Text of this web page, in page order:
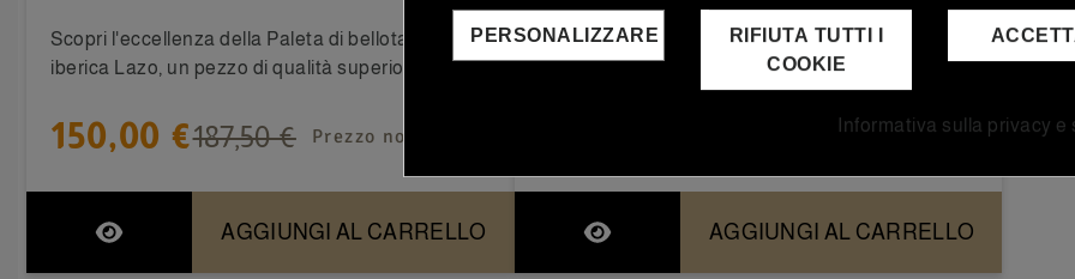
Scopri l'eccellenza della Paleta di bellota 100%
iberica Lazo, un pezzo di qualità superiore che...
150,00 €187,50 € Prezzo normale
AGGIUNGI AL CARRELLO
Scopri l'esquisita qualità del Loncheado a mano
di Spalla di Bellota 100% Iberica Lazo con questa...
Prezzo normale
AGGIUNGI AL CARRELLO
RIFIUTA TUTTI I
COOKIE
PERSONALIZZARE
Informativa sulla privacy e